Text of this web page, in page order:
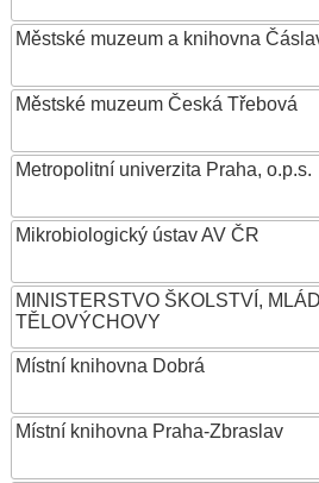
Městské muzeum a knihovna
Městské muzeum Česká Třebová
Metropolitní univerzita Praha, o.p.s.
Mikrobiologický ústav AV ČR
MINISTERSTVO ŠKOLSTVÍ,
TĚLOVÝCHOVY
Místní knihovna Dobrá
Místní knihovna Praha-Zbraslav